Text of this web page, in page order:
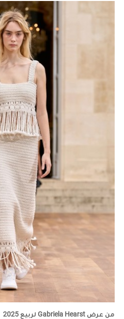
من عرض Gabriela Hearst لربيع 2025